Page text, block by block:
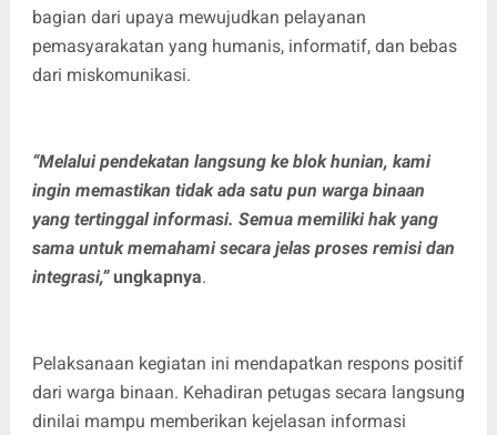
bagian dari upaya mewujudkan pelayanan
pemasyarakatan yang humanis, informatif, dan bebas
dari miskomunikasi.
“Melalui pendekatan langsung ke blok hunian, kami
ingin memastikan tidak ada satu pun warga binaan
yang tertinggal informasi. Semua memiliki hak yang
sama untuk memahami secara jelas proses remisi dan
integrasi,”ungkapnya.
Pelaksanaan kegiatan ini mendapatkan respons positif
dari warga binaan. Kehadiran petugas secara langsung
dinilai mampu memberikan kejelasan informasi